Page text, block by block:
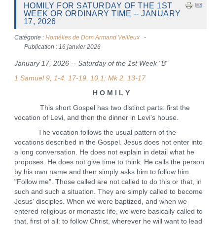
HOMILY FOR SATURDAY OF THE 1ST
WEEK OR ORDINARY TIME -- JANUARY
17, 2026
Catégorie : Homélies de Dom Armand Veilleux
Publication : 16 janvier 2026
January 17, 2026 -- Saturday of the 1st Week "B"
1 Samuel 9, 1-4. 17-19. 10,1; Mk 2, 13-17
H O M I L Y
This short Gospel has two distinct parts: first the
vocation of Levi, and then the dinner in Levi's house.
The vocation follows the usual pattern of the
vocations described in the Gospel. Jesus does not enter into
a long conversation. He does not explain in detail what he
proposes. He does not give time to think. He calls the person
by his own name and then simply asks him to follow him.
"Follow me". Those called are not called to do this or that, in
such and such a situation. They are simply called to become
Jesus' disciples. When we were baptized, and when we
entered religious or monastic life, we were basically called to
that, first of all: to follow Christ, wherever he will want to lead